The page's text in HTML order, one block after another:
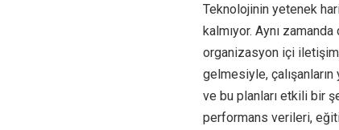
Teknolojinin yetenek
kalmıyor. Aynı
organizasyon içi iletişim
gelmesiyle,
ve bu planları etkili bir
performans verileri,